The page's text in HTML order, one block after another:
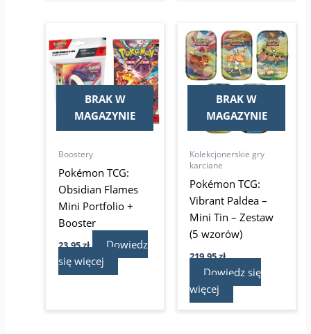
BRAK W
MAGAZYNIE
Boostery
Pokémon TCG:
Obsidian Flames
Mini Portfolio +
Booster
23,95zł
Dowiedz
się więcej
BRAK W
MAGAZYNIE
Kolekcjonerskie gry
karciane
Pokémon TCG:
Vibrant Paldea –
Mini Tin – Zestaw
(5 wzorów)
219,95zł
Dowiedz się
więcej